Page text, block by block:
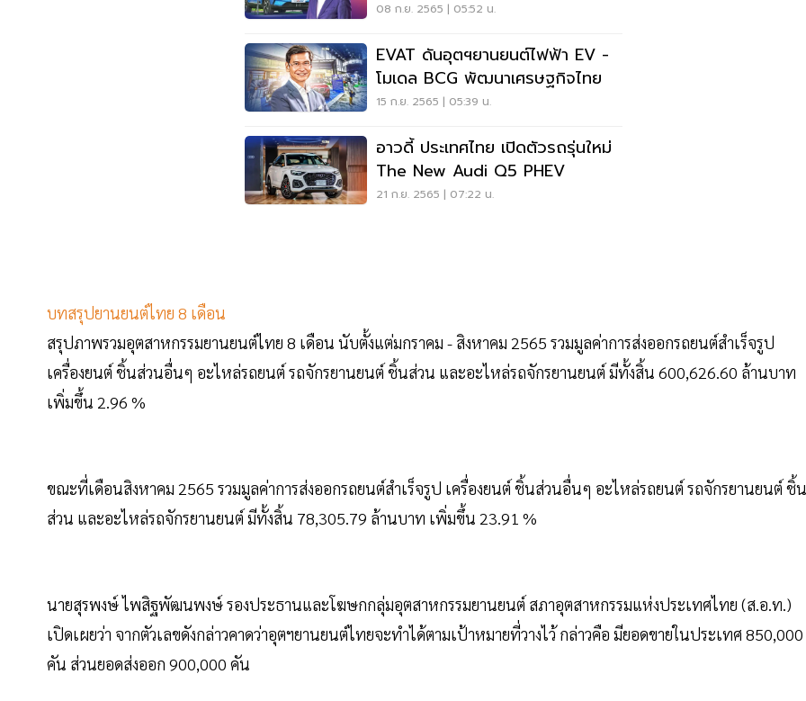
08 ก.ย. 2565 | 05:52 น.
EVAT ดันอุตฯยานยนต์ไฟฟ้า EV -
โมเดล BCG พัฒนาเศรษฐกิจไทย
15 ก.ย. 2565 | 05:39 น.
อาวดี้ ประเทศไทย เปิดตัวรถรุ่นใหม่
The New Audi Q5 PHEV
21 ก.ย. 2565 | 07:22 น.
บทสรุปยานยนต์ไทย 8 เดือน
สรุปภาพรวมอุตสาหกรรมยานยนต์ไทย 8 เดือน นับตั้งแต่มกราคม - สิงหาคม 2565 รวมมูลค่าการส่งออกรถยนต์สำเร็จรูป
เครื่องยนต์ ชิ้นส่วนอื่นๆ อะไหล่รถยนต์ รถจักรยานยนต์ ชิ้นส่วน และอะไหล่รถจักรยานยนต์ มีทั้งสิ้น 600,626.60 ล้านบาท
เพิ่มขึ้น 2.96 %
ขณะที่เดือนสิงหาคม 2565 รวมมูลค่าการส่งออกรถยนต์สำเร็จรูป เครื่องยนต์ ชิ้นส่วนอื่นๆ อะไหล่รถยนต์ รถจักรยานยนต์ ชิ้น
ส่วน และอะไหล่รถจักรยานยนต์ มีทั้งสิ้น 78,305.79 ล้านบาท เพิ่มขึ้น 23.91 %
นายสุรพงษ์ ไพสิฐพัฒนพงษ์ รองประธานและโฆษกกลุ่มอุตสาหกรรมยานยนต์ สภาอุตสาหกรรมแห่งประเทศไทย (ส.อ.ท.)
เปิดเผยว่า จากตัวเลขดังกล่าวคาดว่าอุตฯยานยนต์ไทยจะทำได้ตามเป้าหมายที่วางไว้ กล่าวคือ มียอดขายในประเทศ 850,000
คัน ส่วนยอดส่งออก 900,000 คัน